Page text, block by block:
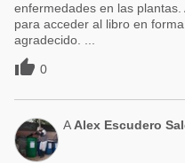
enfermedades en las
para acceder al libro en
agradecido. ...
 0
A Alex Escudero